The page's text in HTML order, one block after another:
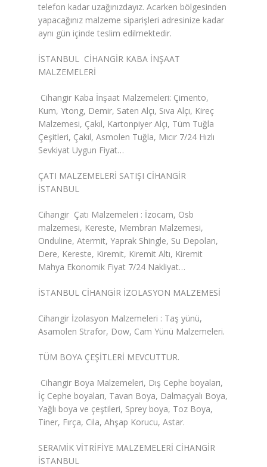
Asma Tavan Karolam
Malzeme Satışı
Sandviç Panel Malzemesi
Asma Tavan Malzemesi
Duvar Paneli, Söve, Dekoratif
Kaplama
BİZE ULAŞIN
telefon kadar uzağınızdayız. Acarken bölgesinden
yapacağınız malzeme siparişleri adresinize kadar
aynı gün içinde teslim edilmektedir.
İSTANBUL CİHANGİR KABA İNŞAAT
MALZEMELERİ
Cihangir Kaba İnşaat Malzemeleri: Çimento,
Kum, Ytong, Demir, Saten Alçı, Sıva Alçı, Kireç
Malzemesi, Çakıl, Kartonpiyer Alçı, Tüm Tuğla
Çeşitleri, Çakıl, Asmolen Tuğla, Mıcır 7/24 Hızlı
Sevkiyat Uygun Fiyat…
ÇATI MALZEMELERİ SATIŞI CİHANGİR
İSTANBUL
Cihangir Çatı Malzemeleri : İzocam, Osb
malzemesi, Kereste, Membran Malzemesi,
Onduline, Atermit, Yaprak Shingle, Su Depoları,
Dere, Kereste, Kiremit, Kiremit Altı, Kiremit
Mahya Ekonomik Fiyat 7/24 Nakliyat…
İSTANBUL CİHANGİR İZOLASYON MALZEMESİ
Cihangir İzolasyon Malzemeleri : Taş yünü,
Asamolen Strafor, Dow, Cam Yünü Malzemeleri.
TÜM BOYA ÇEŞİTLERİ MEVCUTTUR.
Cihangir Boya Malzemeleri, Dış Cephe boyaları,
İç Cephe boyaları, Tavan Boya, Dalmaçyalı Boya,
Yağlı boya ve çeştileri, Sprey boya, Toz Boya,
Tiner, Fırça, Cila, Ahşap Korucu, Astar.
SERAMİK VİTRİFİYE MALZEMELERİ CİHANGİR
İSTANBUL